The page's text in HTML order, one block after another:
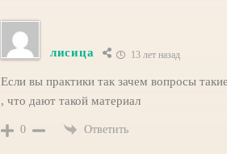
лисица 13 лет назад
Если вы практики так зачем вопросы
, что дают такой материал
0 Ответить